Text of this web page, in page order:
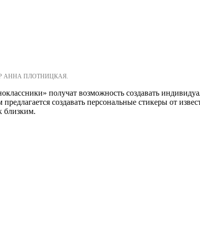
АННА ПЛОТНИЦКАЯ.
получат возможность создавать
создавать персональные стикеры от
близким.